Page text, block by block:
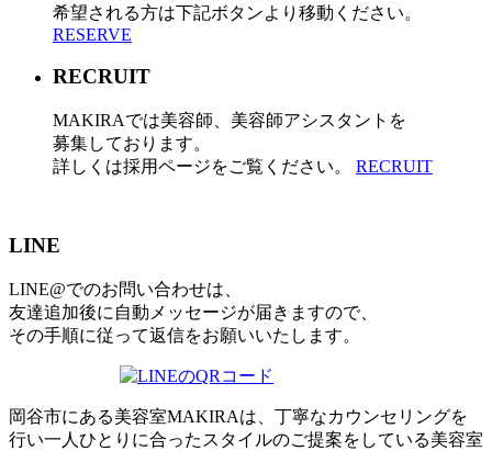
希望される方は下記ボタンより移動ください。
RESERVE
RECRUIT
MAKIRAでは美容師、美容師アシスタントを
募集しております。
詳しくは採用ページをご覧ください。 RECRUIT
LINE
LINE@でのお問い合わせは、
友達追加後に自動メッセージが届きますので、
その手順に従って返信をお願いいたします。
岡谷市にある美容室MAKIRAは、丁寧なカウンセリングを
行い一人ひとりに合ったスタイルのご提案をしている美容室